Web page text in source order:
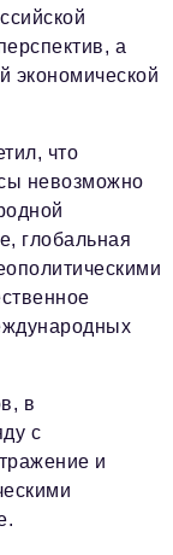
а
экономической
что
невозможно
глобальная
в
с
и